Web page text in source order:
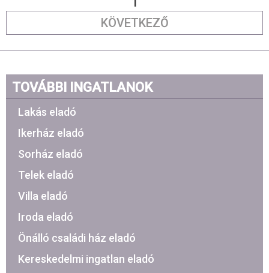
KÖVETKEZŐ
TOVÁBBI INGATLANOK
Lakás eladó
Ikerház eladó
Sorház eladó
Telek eladó
Villa eladó
Iroda eladó
Önálló családi ház eladó
Kereskedelmi ingatlan eladó